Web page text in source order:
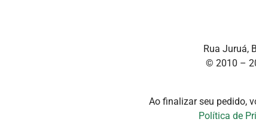
Rua Juruá,
© 2010 –
Ao finalizar seu pedido,
Política de